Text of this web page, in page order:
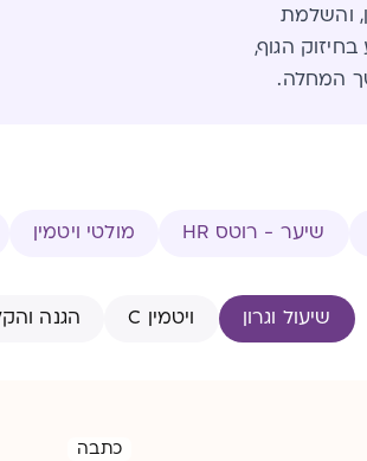
והשלמת
הגוף,
המחלה.
שיער - רוטס HR מולטי ויטמין
שיעול וגרון ויטמין C הגנה
כתבה